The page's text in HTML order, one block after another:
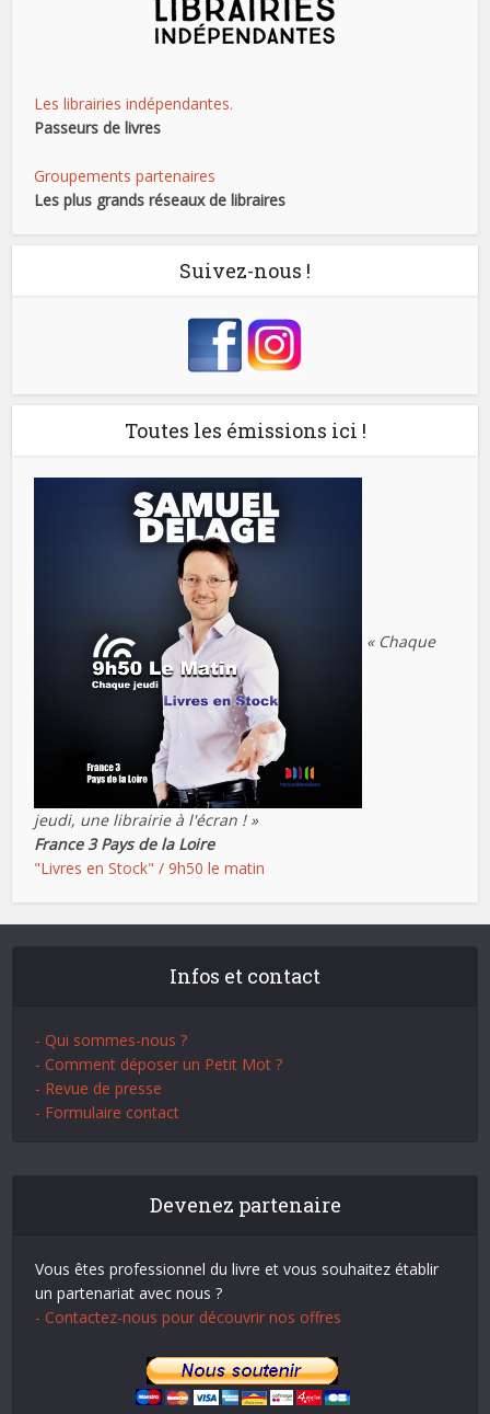
Les librairies indépendantes.
Passeurs de livres
Groupements partenaires
Les plus grands réseaux de libraires
Suivez-nous !
Toutes les émissions ici !
« Chaque
jeudi, une librairie à l'écran ! »
France 3 Pays de la Loire
"Livres en Stock" / 9h50 le matin
Infos et contact
- Qui sommes-nous ?
- Comment déposer un Petit Mot ?
- Revue de presse
- Formulaire contact
Devenez partenaire
Vous êtes professionnel du livre et vous souhaitez établir
un partenariat avec nous ?
- Contactez-nous pour découvrir nos offres